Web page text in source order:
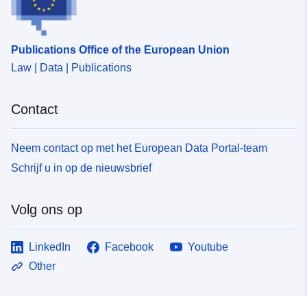
4c22-406c-a9d6-
4cb5-9525-77a942876c5a
Soort:
Bron:
Publications Office of the European Union
Law | Data | Publications
Contact
Neem contact op met het European Data Portal-team
Schrijf u in op de nieuwsbrief
Volg ons op
LinkedIn Facebook
Youtube
Other